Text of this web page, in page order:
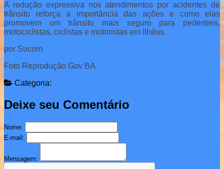
A redução expressiva nos atendimentos por acidentes de
trânsito reforça a importância das ações e como elas
promovem um trânsito mais seguro para pedestres,
motociclistas, ciclistas e motoristas em Ilhéus.
por Sucom
Foto Reprodução Gov BA
Categoria:
Deixe seu Comentário
Nome:
E-mail:
Mensagem: